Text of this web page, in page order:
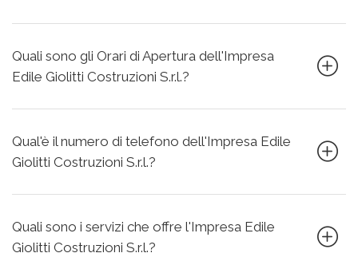
Quali sono gli Orari di Apertura dell'Impresa
Edile Giolitti Costruzioni S.r.l.?
Qual'è il numero di telefono dell'Impresa Edile
Giolitti Costruzioni S.r.l.?
Quali sono i servizi che offre l'Impresa Edile
Giolitti Costruzioni S.r.l.?